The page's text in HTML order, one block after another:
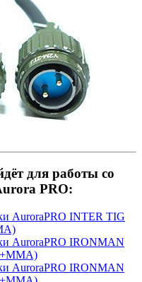
для работы со
PRO:
AuroraPRO INTER TIG
AuroraPRO IRONMAN
AuroraPRO IRONMAN